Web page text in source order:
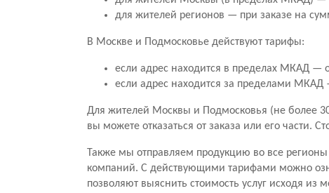
для жителей регионов — при заказе на
В Москве и Подмосковье действуют тарифы:
если адрес находится в пределах МКАД —
если адрес находится за пределами МКАД
Для жителей Москвы и Подмосковья (не более
вы можете отказаться от заказа или его части.
Также мы отправляем продукцию во все
компаний. С действующими тарифами можно
позволяют выяснить стоимость услуг исходя